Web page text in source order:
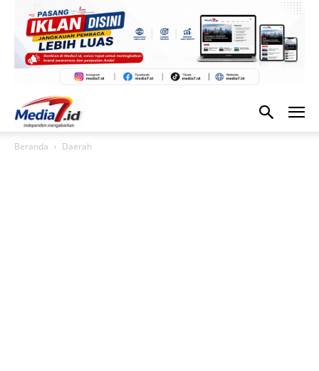
Beranda Daerah